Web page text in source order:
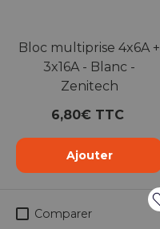
Bloc multiprise 4x6A +
3x16A - Blanc -
Zenitech
6,80€ TTC
Ajouter
Comparer